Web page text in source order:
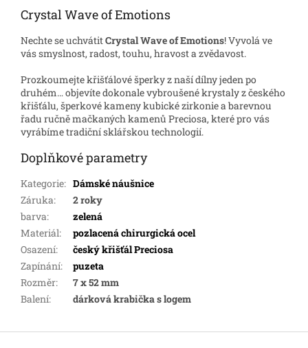
Crystal Wave of Emotions
Nechte se uchvátitCrystal Wave of Emotions! Vyvolá ve
vás smyslnost, radost, touhu, hravost a zvědavost.
Prozkoumejte křišťálové šperky z naší dílny jeden po
druhém… objevíte dokonale vybroušené krystaly z českého
křišťálu, šperkové kameny kubické zirkonie a barevnou
řadu ručně mačkaných kamenů Preciosa, které pro vás
vyrábíme tradiční sklářskou technologií.
Doplňkové parametry
Kategorie: Dámské náušnice
Záruka:
2 roky
barva:
zelená
Materiál:
pozlacená chirurgická ocel
Osazení:
český křišťál Preciosa
Zapínání:
puzeta
Rozměr:
7 x 52 mm
Balení: dárková krabička s logem
Z